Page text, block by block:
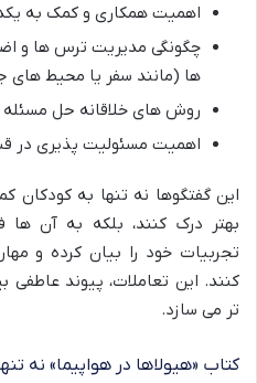
اهمیت همکاری و کمک به
چگونگی مدیریت ترس ها و
ها (مانند سفر یا محیط های
روش های خلاقانه حل
اهمیت مسئولیت پذیری در
این گفتگوها نه تنها به کودکان
بهتر درک کنند، بلکه به آن
تجربیات خود را بیان کرده و
کنند. این تعاملات، پیوند عاطفی
تر می سازد.
کتاب «هیولاها در هواپیما» نه